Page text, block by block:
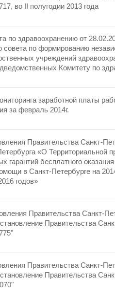
во II полугодии 2013 года
по здравоохранению от
совета по формированию
учреждений
Комитету по
заработной платы
за февраль 2014г.
Правительства Санкт-
«О Территориальной
гарантий бесплатного
в Санкт-Петербурге на
годов»
Правительства Санкт-
Правительства
Правительства Санкт-
Правительства